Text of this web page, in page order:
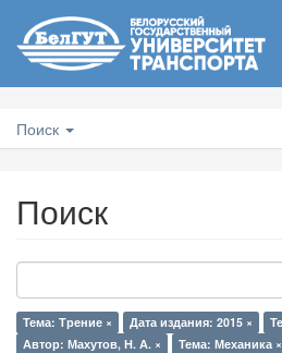
Поиск
Поиск
Тема: Трение × Дата издания: 2015 ×
Автор: Махутов, Н. А. ×
Тема: Механика ×